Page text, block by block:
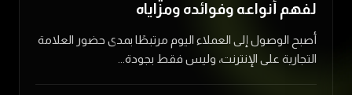
لفهم أنواعه وفوائده ومزاياه
أصبح الوصول إلى العملاء اليوم مرتبطًا بمدى حضور العلامة
التجارية على الإنترنت، وليس فقط بجودة...